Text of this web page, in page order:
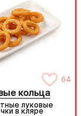
64
кольца
луковые
в кляре